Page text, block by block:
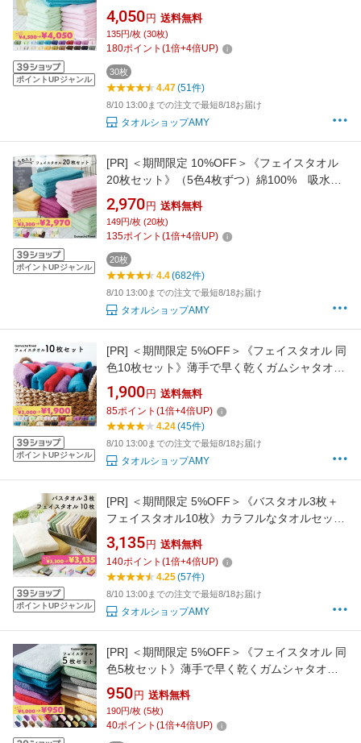
ポイントUPジャンル
良いガムシャタオル 早く乾いて衛生的♪ 薄
手で収納コンパクト♪ 美容室・施設・業務用
にも◎ 約34×80cm
4,050 円 送料無料
135円/枚 (30枚)
180ポイント (1倍+4倍UP)
30枚
4.47(51件)
8/10 13:00までの注文で最短8/18お届け
タオルショップAMY
ポイントUPジャンル
[PR] ＜期間限定 10%OFF＞《フェイスタオル
20枚セット》（5色4枚ずつ）綿100% 吸水速
乾 使い勝手が良く薄手 ガムシャタオル約
34×80cm キッチン、洗面、浴用にはもちろん
持ち運びにもピッタリ♪（ゆうパック又は佐川
2,970 円 送料無料
149円/枚 (20枚)
135ポイント (1倍+4倍UP)
20枚
4.4(682件)
8/10 13:00までの注文で最短8/18お届け
タオルショップAMY
ポイントUPジャンル
[PR] ＜期間限定 5%OFF＞《フェイスタオル 同
色10枚セット》薄手で早く乾くガムシャタオル
綿100%約34×80cmキッチン、洗面、浴用には
もちろん持ち運びにもピッタリ♪美容室や施設
などの業務用にも◎（ゆうパック又は佐川急便
1,900 円 送料無料
85ポイント (1倍+4倍UP)
4.24(45件)
8/10 13:00までの注文で最短8/18お届け
タオルショップAMY
ポイントUPジャンル
[PR] ＜期間限定 5%OFF＞《バスタオル3枚＋
フェイスタオル10枚》カラフルなタオルセット
早く乾いて使い勝手の良いガムシャタオル 綿
100％で肌に優しく吸水性抜群◎
3,135 円 送料無料
140ポイント (1倍+4倍UP)
4.25(57件)
8/10 13:00までの注文で最短8/18お届け
タオルショップAMY
[PR] ＜期間限定 5%OFF＞《フェイスタオル 同
色5枚セット》薄手で早く乾くガムシャタオ
ル 綿100% 約34×80cm キッチン、洗面、
浴用にはもちろん、スポーツや持ち運びにもピ
ッタリ♪真空パック圧縮パック［1個ならゆうパ
950 円 送料無料
190円/枚 (5枚)
40ポイント (1倍+4倍UP)